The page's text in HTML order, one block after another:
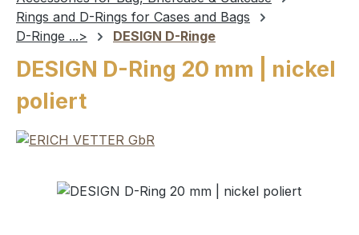
Rings and D-Rings for Cases and Bags
D-Ringe ...>
DESIGN D-Ringe
DESIGN D-Ring 20 mm | nickel
poliert
Skip image gallery